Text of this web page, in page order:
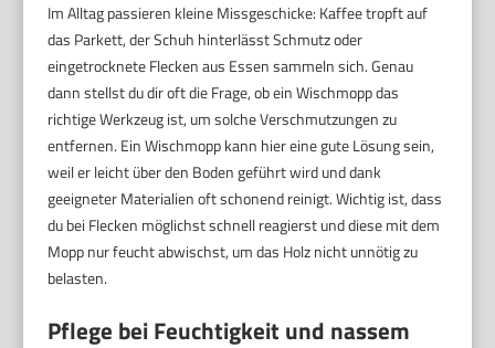
Im Alltag passieren kleine Missgeschicke: Kaffee tropft auf
das Parkett, der Schuh hinterlässt Schmutz oder
eingetrocknete Flecken aus Essen sammeln sich. Genau
dann stellst du dir oft die Frage, ob ein Wischmopp das
richtige Werkzeug ist, um solche Verschmutzungen zu
entfernen. Ein Wischmopp kann hier eine gute Lösung sein,
weil er leicht über den Boden geführt wird und dank
geeigneter Materialien oft schonend reinigt. Wichtig ist, dass
du bei Flecken möglichst schnell reagierst und diese mit dem
Mopp nur feucht abwischst, um das Holz nicht unnötig zu
belasten.
Pflege bei Feuchtigkeit und nassem